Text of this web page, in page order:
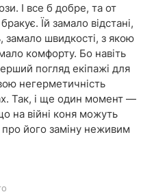
І все б добре, та от
Їй замало відстані,
замало швидкості, з якою
комфорту. Бо навіть
погляд екіпажі для
негерметичність
Так, і ще один момент —
на війні коня можуть
його заміну неживим